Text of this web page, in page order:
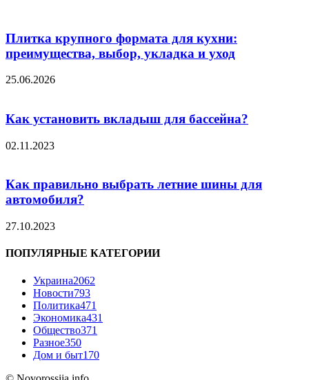
Плитка крупного формата для кухни:
преимущества, выбор, укладка и уход
25.06.2026
Как установить вкладыш для бассейна?
02.11.2023
Как правильно выбрать летние шины для
автомобиля?
27.10.2023
ПОПУЛЯРНЫЕ КАТЕГОРИИ
Украина2062
Новости793
Политика471
Экономика431
Общество371
Разное350
Дом и быт170